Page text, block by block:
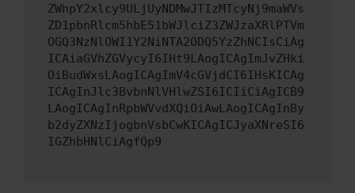
ZWhpY2xlcy9ULjUyNDMwJTIzMTcyNj9maWVs
ZD1pbnRlcm5hbE51bWJlciZ3ZWJzaXRlPTVm
OGQ3NzNlOWI1Y2NiNTA2ODQ5YzZhNCIsCiAg
ICAiaGVhZGVycyI6IHt9LAogICAgImJvZHki
OiBudWxsLAogICAgImV4cGVjdCI6IHsKICAg
ICAgInJlc3BvbnNlVHlwZSI6ICIiCiAgICB9
LAogICAgInRpbWVvdXQiOiAwLAogICAgInBy
b2dyZXNzIjogbnVsbCwKICAgICJyaXNreSI6
IGZhbHNlCiAgfQp9